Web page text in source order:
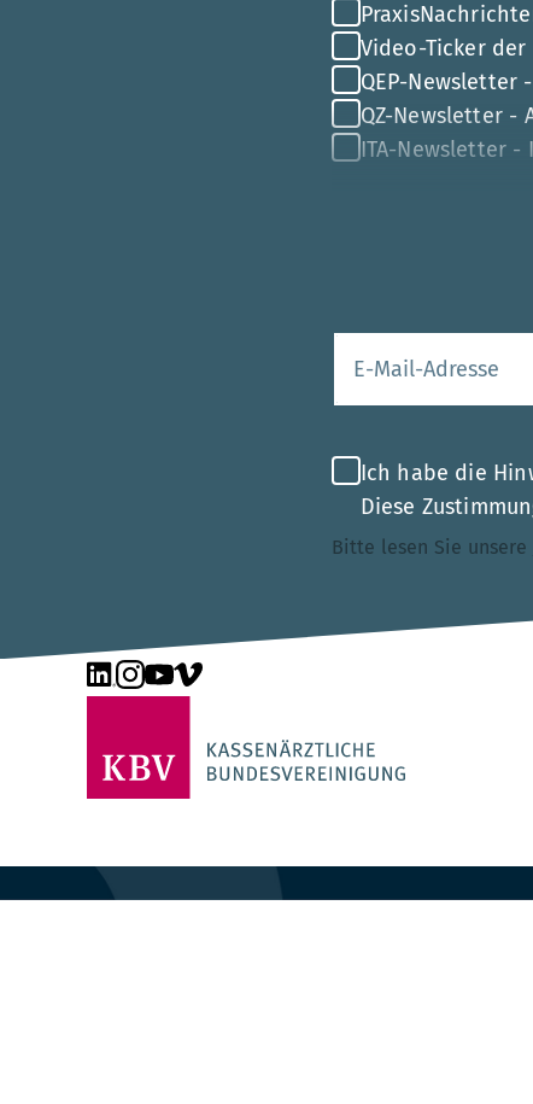
Video-Ticker
QEP-Newsletter
QZ-Newsletter -
ITA-Newsletter
Ich habe die
Diese
Bitte lesen Sie unsere
Ihre E-Mail-
Unsere Seite auf LinkedIn
Unsere Seite auf Instagram
Unsere Seite auf YouTube
Unsere Seite auf Vimeo